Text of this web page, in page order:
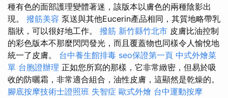
種有色的面部護理變體著迷，該版本以膚色的兩種陰影出
現。 撥筋美容 泵送與其他Eucerin產品相同，其質地略帶乳
脂狀，可以很好地工作。 撥筋 新竹縣竹北市 皮膚比油控制
的彩色版本不那麼閃閃發光，而且覆蓋物也同樣令人愉悅地
統一了皮膚。 台中養生館排毒 seo保證第一頁 中式外燴菜
單 台胞證辦理 正如您所寫的那樣，它非常緻密，但易於吸
收的防曬霜，非常適合組合，油性皮膚，這顯然是乾燥的。
腳底按摩技術士證照班 失智症 歐式外燴 台中運動按摩